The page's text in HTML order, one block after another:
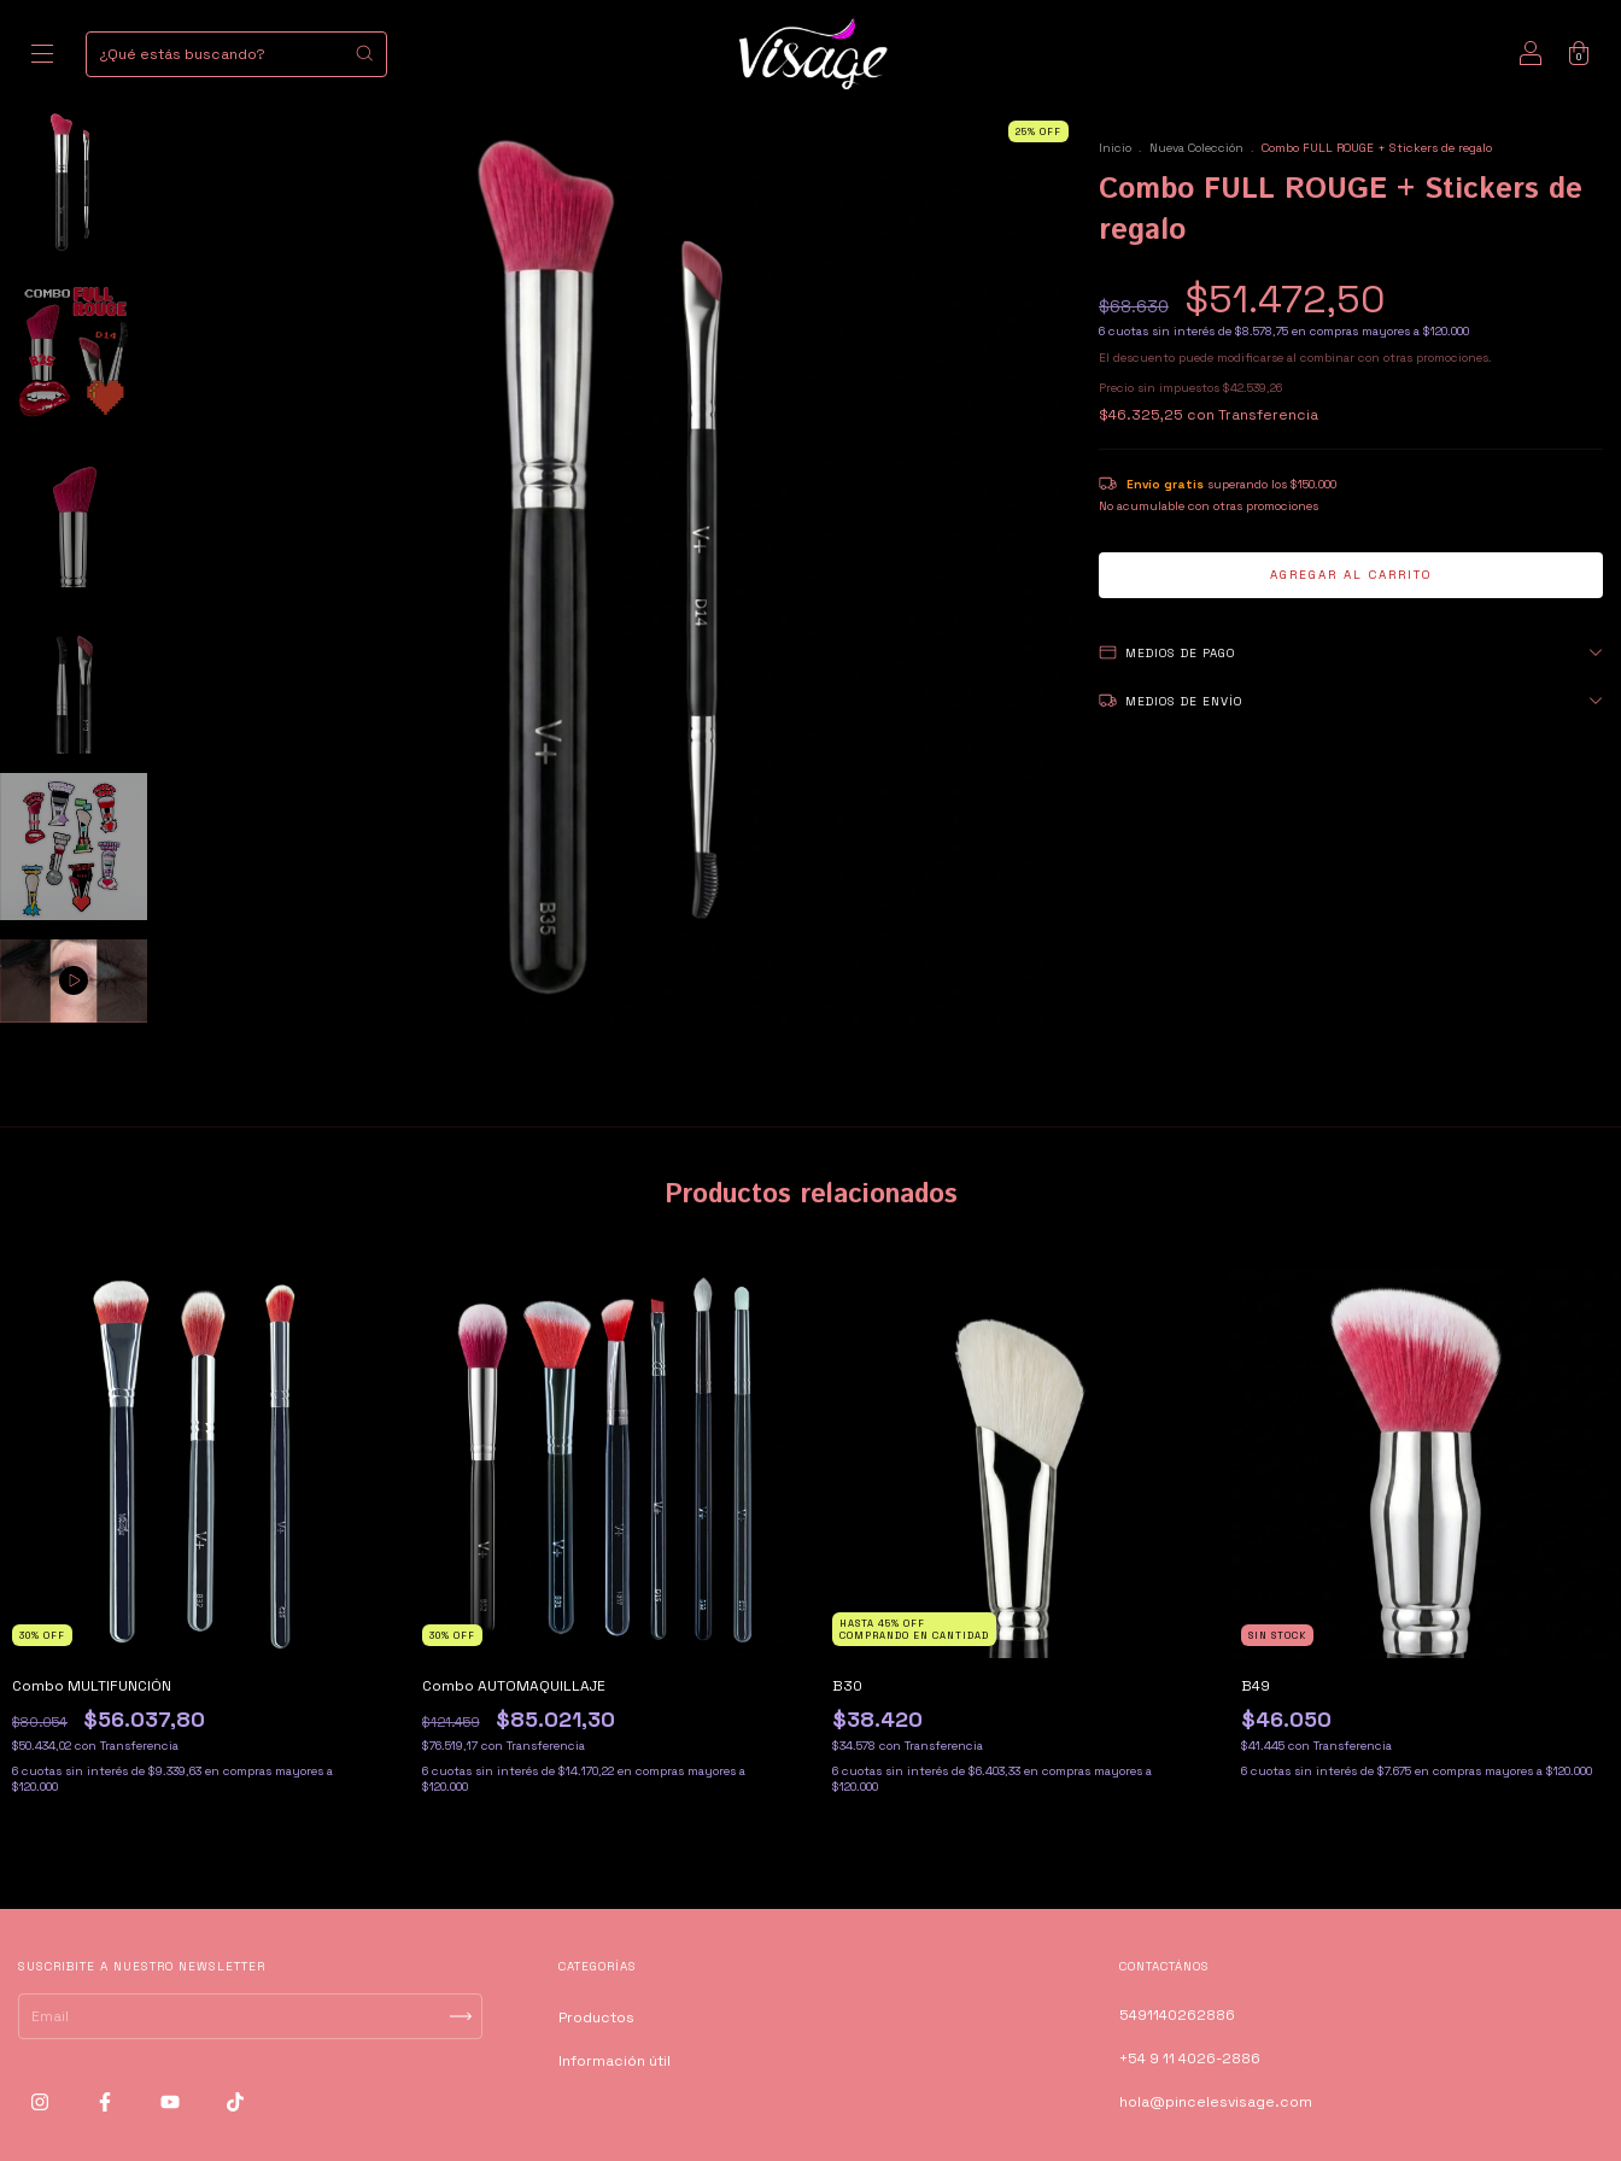
0
25% OFF
Inicio . Nueva Colección . Combo FULL ROUGE + Stickers de regalo
Combo FULL ROUGE + Stickers de
regalo
$68.630 $51.472,50
6 cuotas sin interés de $8.578,75
El descuento puede modificarse al combinar con otras promociones.
Precio sin impuestos $42.539,26
$46.325,25 con Transferencia
Envío gratis superando los $150.000
No acumulable con otras promociones
MEDIOS DE PAGO
MEDIOS DE ENVÍO
Productos relacionados
30% OFF
Combo MULTIFUNCIÓN
$80.054 $56.037,80
$50.434,02 con Transferencia
6 cuotas sin interés de $9.339,63
30% OFF
Combo AUTOMAQUILLAJE
$121.459 $85.021,30
$76.519,17 con Transferencia
6 cuotas sin interés de $14.170,22
HASTA 45% OFF
COMPRANDO EN CANTIDAD
B30
$38.420
$34.578 con Transferencia
6 cuotas sin interés de $6.403,33
SIN STOCK
B49
$46.050
$41.445con Transferencia
6 cuotas sin interés de$7.675
SUSCRIBITE A NUESTRO NEWSLETTER CATEGORÍAS
Productos
Información útil
CONTACTÁNOS
5491140262886
+54 9 11 4026-2886
hola@pincelesvisage.com